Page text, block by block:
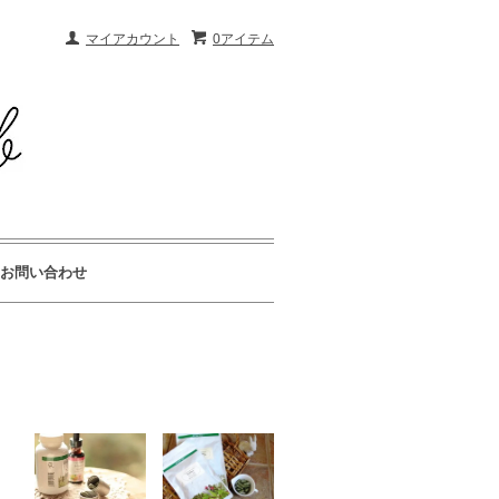
0アイテム
マイアカウント
お問い合わせ